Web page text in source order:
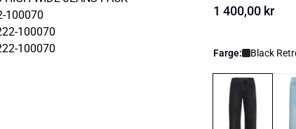
1 400,00 kr
Farge: Black